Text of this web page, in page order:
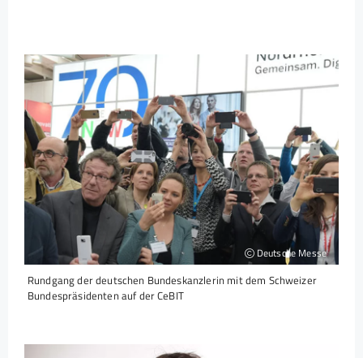
Deutsche Messe
Rundgang der deutschen Bundeskanzlerin mit dem Schweizer
Bundespräsidenten auf der CeBIT